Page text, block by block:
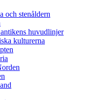
och stenåldern
huvudlinjer
kulturerna